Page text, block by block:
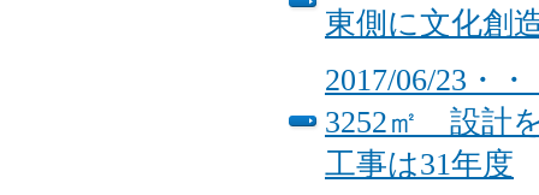
東側に文化創
2017/06/23・
3252㎡ 設計
工事は31年度